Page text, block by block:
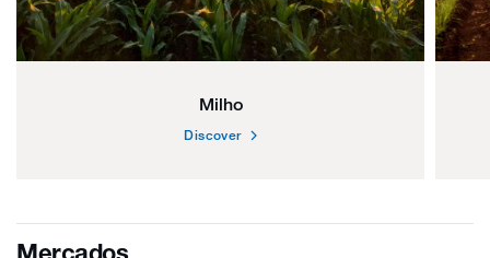
Milho
Discover